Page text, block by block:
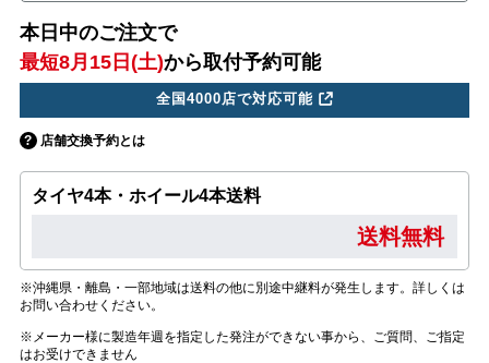
本日中のご注文で
最短8月15日(土)から取付予約可能
全国4000店で対応可能
店舗交換予約とは
タイヤ4本・ホイール4本送料
送料無料
※沖縄県・離島・一部地域は送料の他に別途中継料が発生します。詳しくは
お問い合わせください。
※メーカー様に製造年週を指定した発注ができない事から、ご質問、ご指定
はお受けできません